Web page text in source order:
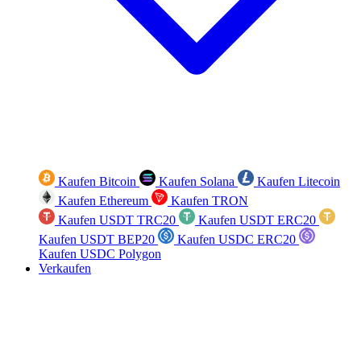
Kaufen Bitcoin Kaufen Solana
Kaufen Litecoin
Kaufen Ethereum
Kaufen TRON
Kaufen USDT TRC20
Kaufen USDT ERC20
Kaufen USDT BEP20
Kaufen USDC ERC20
Kaufen USDC Polygon
Verkaufen